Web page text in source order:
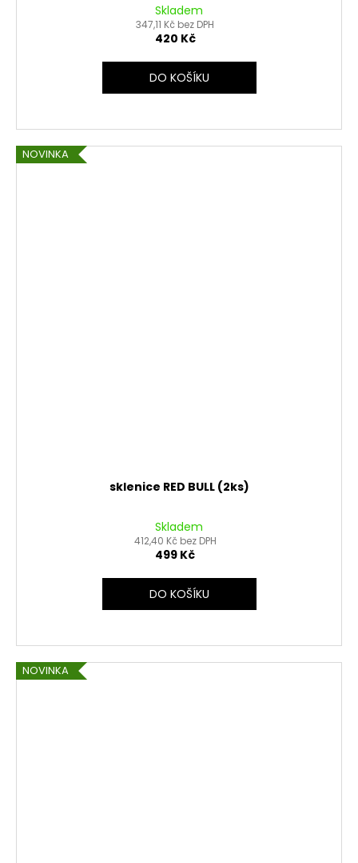
Skladem
347,11 Kč bez DPH
420 Kč
DO KOŠÍKU
NOVINKA
sklenice RED BULL (2ks)
Skladem
412,40 Kč bez DPH
499 Kč
DO KOŠÍKU
NOVINKA